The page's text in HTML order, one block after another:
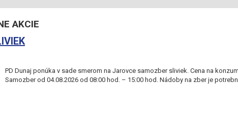
AKCIE
PD Dunaj ponúka v sade smerom na Jarovce samozber sliviek. Cena na
Samozber od 04.08.2026 od 08:00 hod. – 15:00 hod. Nádoby na zber je